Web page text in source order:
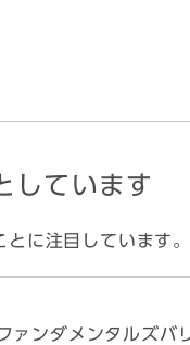
しています
に注目しています。
ァンダメンタルズバ